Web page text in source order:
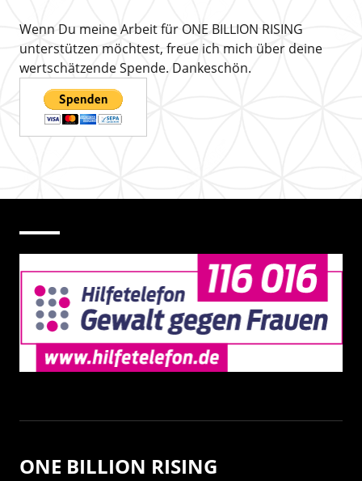
Wenn Du meine Arbeit für ONE BILLION RISING
unterstützen möchtest, freue ich mich über deine
wertschätzende Spende. Dankeschön.
ONE BILLION RISING